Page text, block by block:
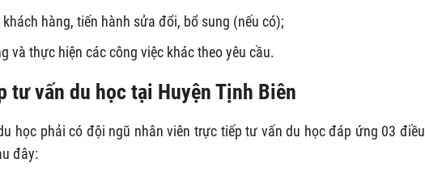
hàng, tiến hành sửa đổi, bổ sung (nếu có);
và thực hiện các công việc khác theo yêu cầu.
tư vấn du học tại Huyện Tịnh Biên
học phải có đội ngũ nhân viên trực tiếp tư vấn du học đáp ứng 03 điều
đây: